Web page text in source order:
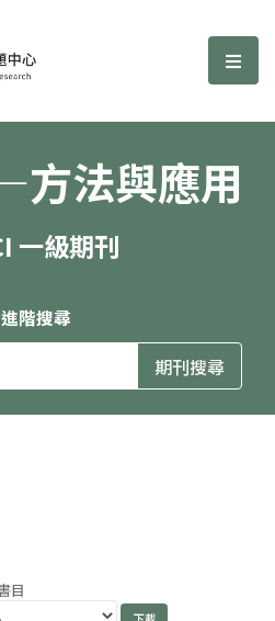
與應用期刊 選
方法與應用
一級期刊
進階搜尋
目